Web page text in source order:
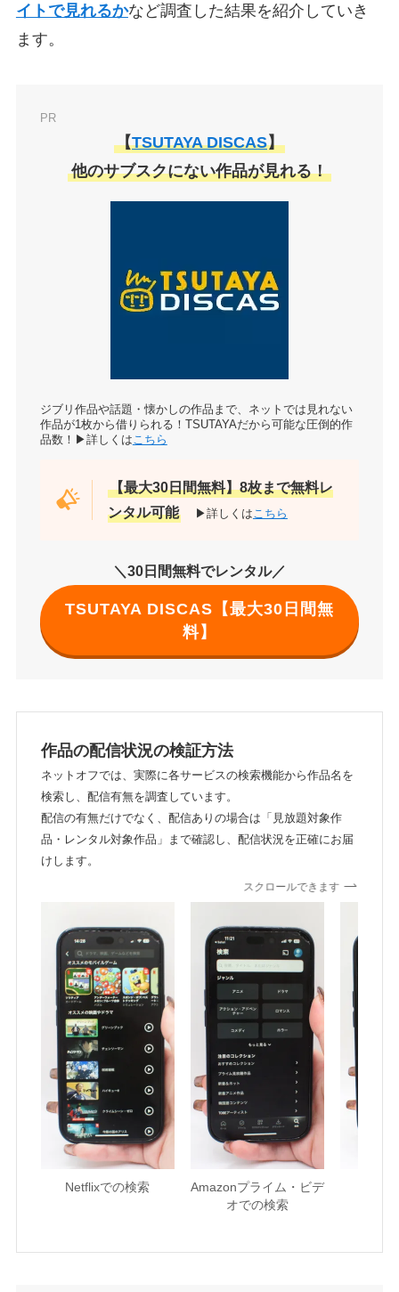
イトで見れるかなど調査した結果を紹介していき
ます。
PR
【TSUTAYA DISCAS】
他のサブスクにない作品が見れる！
ジブリ作品や話題・懐かしの作品まで、ネットでは見れない
作品が1枚から借りられる！TSUTAYAだから可能な圧倒的作
品数！▶詳しくはこちら
【最大30日間無料】8枚まで無料レ
ンタル可能
▶詳しくはこちら
＼30日間無料でレンタル／
TSUTAYA DISCAS【最大30日間無
料】
作品の配信状況の検証方法
ネットオフでは、実際に各サービスの検索機能から作品名を
検索し、配信有無を調査しています。
配信の有無だけでなく、配信ありの場合は「見放題対象作
品・レンタル対象作品」まで確認し、配信状況を正確にお届
けします。
スクロールできます
Netflixでの検索
Amazonプライム・ビデ
オでの検索